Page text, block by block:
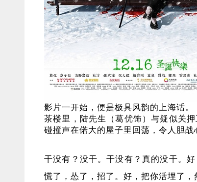
影片一开始，便是极具风韵的上海话。
茶楼里，陆先生（葛优饰）与疑似关
碰撞声在偌大的屋子里回荡，令人胆战
干没有？没干。干没有？真的没干。
慌了，怂了，招了。好，把你活埋了